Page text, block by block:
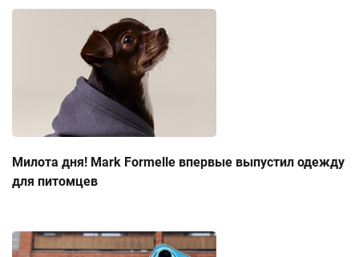
Милота дня! Mark Formelle впервые выпустил одежду
для питомцев